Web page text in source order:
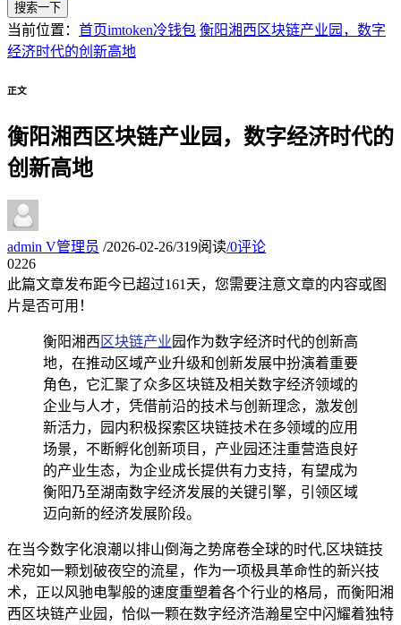
搜索一下
当前位置： 首页imtoken冷钱包 衡阳湘西区块链产业园，数字
经济时代的创新高地
正文
衡阳湘西区块链产业园，数字经济时代的
创新高地
admin V管理员 /2026-02-26/319阅读/0评论
0226
此篇文章发布距今已超过161 天，您需要注意文章的内容或图
片是否可用！
衡阳湘西 区块链产业 园作为数字经济时代的创新高
地，在推动区域产业升级和创新发展中扮演着重要
角色，它汇聚了众多区块链及相关数字经济领域的
企业与人才，凭借前沿的技术与创新理念，激发创
新活力，园内积极探索区块链技术在多领域的应用
场景，不断孵化创新项目，产业园还注重营造良好
的产业生态，为企业成长提供有力支持，有望成为
衡阳乃至湖南数字经济发展的关键引擎，引领区域
迈向新的经济发展阶段。
在当今数字化浪潮以排山倒海之势席卷全球的时代,区块链技
术宛如一颗划破夜空的流星，作为一项极具革命性的新兴技
术，正以风驰电掣般的速度重塑着各个行业的格局，而衡阳湘
西区块链产业园，恰似一颗在数字经济浩瀚星空中闪耀着独特